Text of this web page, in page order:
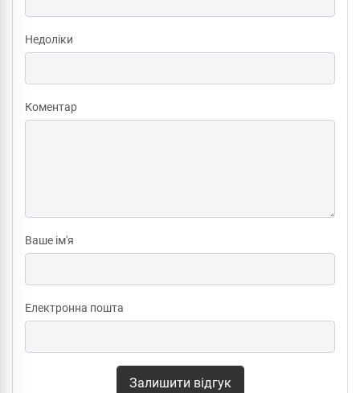
Недоліки
Коментар
Ваше ім'я
Електронна пошта
Залишити відгук